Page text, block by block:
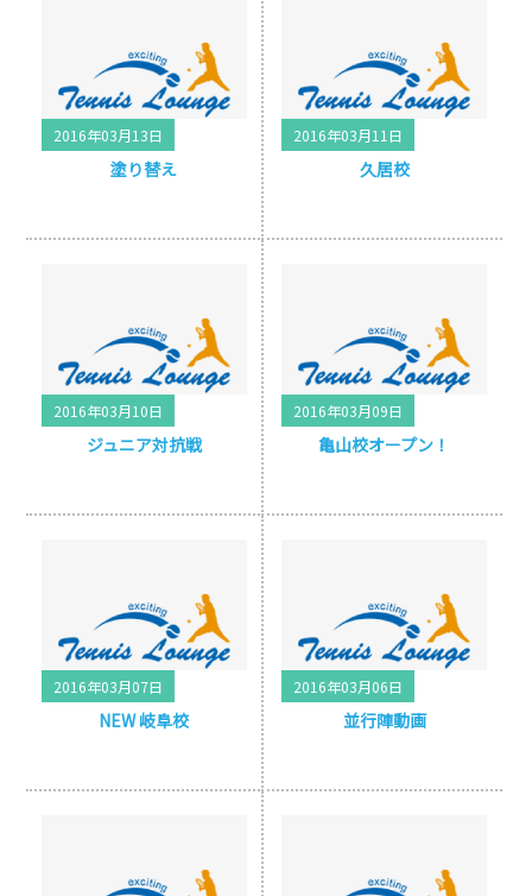
2016年03月13日
塗り替え
2016年03月11日
久居校
2016年03月10日
ジュニア対抗戦
2016年03月09日
亀山校オープン！
2016年03月07日
NEW 岐阜校
2016年03月06日
並行陣動画